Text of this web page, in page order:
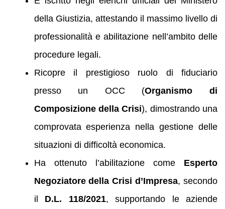
della Giustizia, attestando il massimo livello di
professionalità e abilitazione nell’ambito delle
procedure legali.
Ricopre il prestigioso ruolo di fiduciario
presso un OCC (Organismo di
Composizione della Crisi), dimostrando una
comprovata esperienza nella gestione delle
situazioni di difficoltà economica.
Ha ottenuto l’abilitazione come Esperto
Negoziatore della Crisi d’Impresa, secondo
il D.L. 118/2021, supportando le aziende